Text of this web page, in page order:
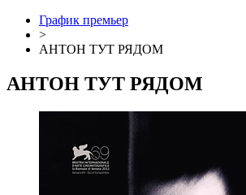
График премьер
>
АНТОН ТУТ РЯДОМ
АНТОН ТУТ РЯДОМ